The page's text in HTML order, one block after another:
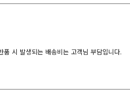
시 발생되는 배송비는 고객님 부담입니다.